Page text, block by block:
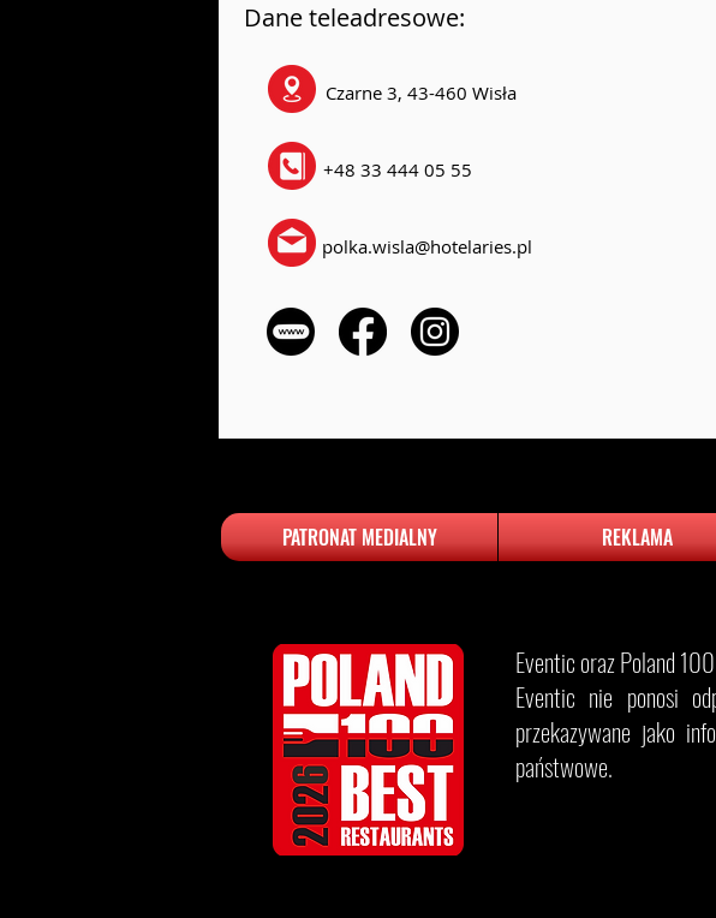
Dane teleadresowe:
Czarne 3, 43-460 Wisła
+48 33 444 05 55
polka.wisla@hotelaries.pl
PATRONAT MEDIALNY REKLAMA
Eventic oraz Poland
Eventic nie ponosi
przekazywane jako
państwowe.